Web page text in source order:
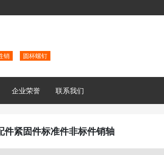
销 圆杯螺钉
企业荣誉 联系我们
件紧固件标准件非标件销轴